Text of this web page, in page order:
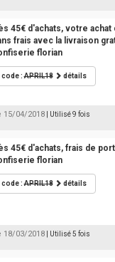
45€ d'achats, votre
frais avec la livraison
florian
code :APRIL18 détails
04/2018 | Utilisé 9 fois
45€ d'achats, frais de
florian
code :APRIL18 détails
03/2018 | Utilisé 5 fois